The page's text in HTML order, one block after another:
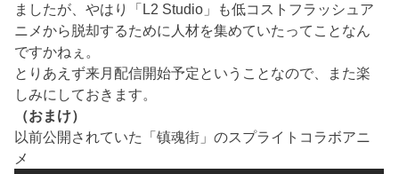
ましたが、やはり「L2 Studio」も低コストフラッシュア
ニメから脱却するために人材を集めていたってことなん
ですかねぇ。
とりあえず来月配信開始予定ということなので、また楽
しみにしておきます。
（おまけ）
以前公開されていた「镇魂街」のスプライトコラボアニ
メ